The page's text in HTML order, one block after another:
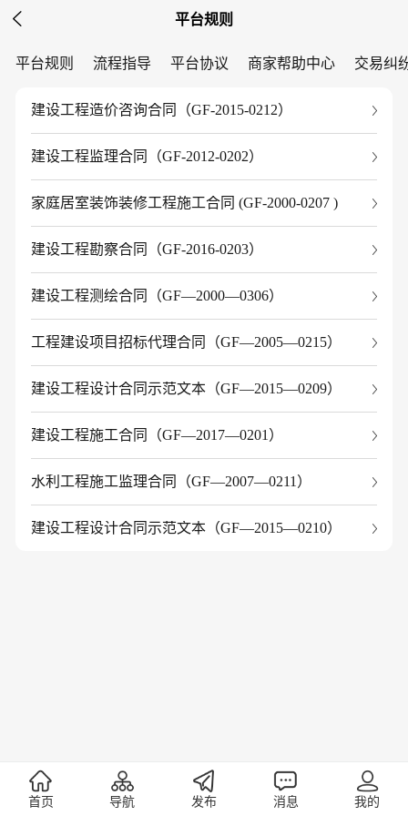
 平台规则
平台规则 流程指导 平台协议 商家帮助中心 交易纠
建设工程造价咨询合同（GF-2015-0212）
建设工程监理合同（GF-2012-0202）
家庭居室装饰装修工程施工合同 (GF-2000-0207 )
建设工程勘察合同（GF-2016-0203）
建设工程测绘合同（GF—2000—0306）
工程建设项目招标代理合同（GF—2005—0215）
建设工程设计合同示范文本（GF—2015—0209）
建设工程施工合同（GF—2017—0201）
水利工程施工监理合同（GF—2007—0211）
建设工程设计合同示范文本（GF—2015—0210）
首页 导航 发布 消息 我的